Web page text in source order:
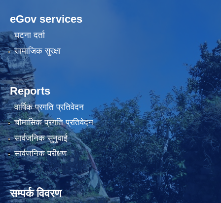
eGov services
घटना दर्ता
सामाजिक सुरक्षा
Reports
वार्षिक प्रगति प्रतिवेदन
चौमासिक प्रगति प्रतिवेदन
सार्वजनिक सुनुवाई
सार्वजनिक परीक्षण
सम्पर्क विवरण